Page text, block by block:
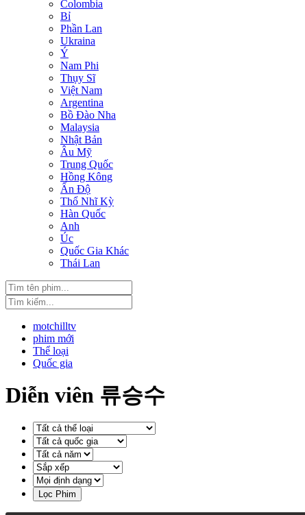
Colombia
Bỉ
Phần Lan
Ukraina
Ý
Nam Phi
Thụy Sĩ
Việt Nam
Argentina
Bồ Đào Nha
Malaysia
Nhật Bản
Âu Mỹ
Trung Quốc
Hồng Kông
Ấn Độ
Thổ Nhĩ Kỳ
Hàn Quốc
Anh
Úc
Quốc Gia Khác
Thái Lan
motchilltv
phim mới
Thể loại
Quốc gia
Diễn viên 류승수
Lọc Phim